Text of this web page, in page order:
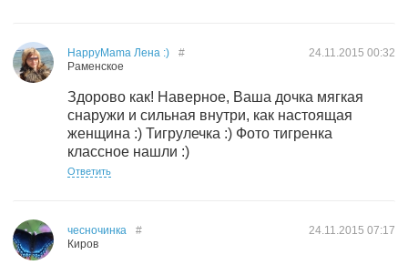
HappyMama Лена :)
Раменское
24.11.2015 00:32
#
Здорово как! Наверное, Ваша дочка мягкая
снаружи и сильная внутри, как настоящая
женщина :) Тигрулечка :) Фото тигренка
классное нашли :)
Ответить
чесночинка
Киров
24.11.2015 07:17
#